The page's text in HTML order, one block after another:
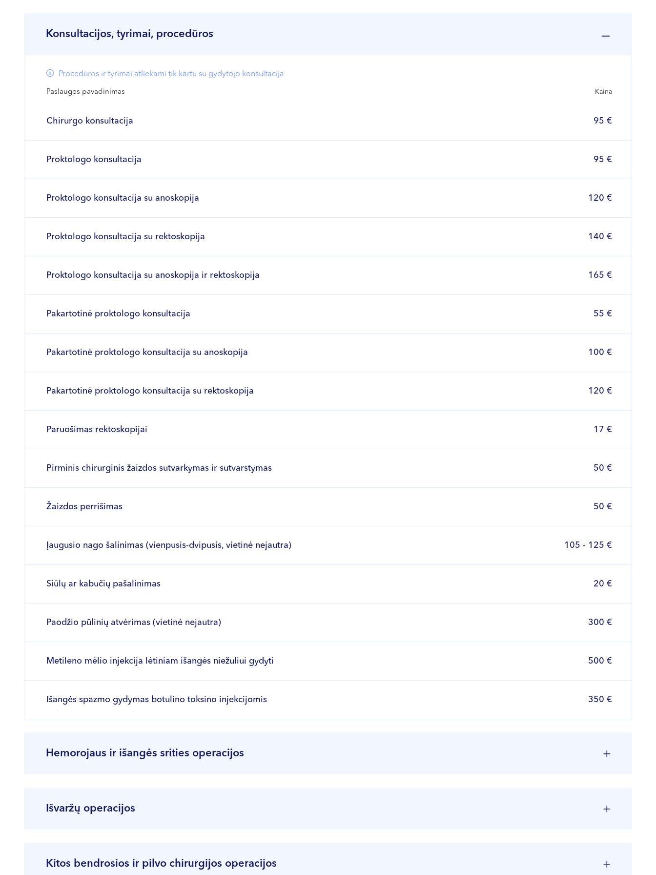
Konsultacijos, tyrimai, procedūros
Procedūros ir tyrimai atliekami tik kartu su gydytojo konsultacija
Paslaugos pavadinimas Kaina
Chirurgo konsultacija 95 €
Proktologo konsultacija 95 €
Proktologo konsultacija su anoskopija 120 €
Proktologo konsultacija su rektoskopija 140 €
Proktologo konsultacija su anoskopija ir rektoskopija 165 €
Pakartotinė proktologo konsultacija 55 €
Pakartotinė proktologo konsultacija su anoskopija 100 €
Pakartotinė proktologo konsultacija su rektoskopija 120 €
Paruošimas rektoskopijai 17 €
Pirminis chirurginis žaizdos sutvarkymas ir sutvarstymas 50 €
Žaizdos perrišimas 50 €
Įaugusio nago šalinimas (vienpusis-dvipusis, vietinė nejautra) 105 - 125 €
Siūlų ar kabučių pašalinimas 20 €
Paodžio pūlinių atvėrimas (vietinė nejautra) 300 €
Metileno mėlio injekcija lėtiniam išangės niežuliui gydyti 500 €
Išangės spazmo gydymas botulino toksino injekcijomis 350 €
Hemorojaus ir išangės srities operacijos
Hemorojaus šalinimo operacija lazeriu (lazerinė hemoroidektomija) Taip
Išvaržų operacijos
Kitos bendrosios ir pilvo chirurgijos operacijos